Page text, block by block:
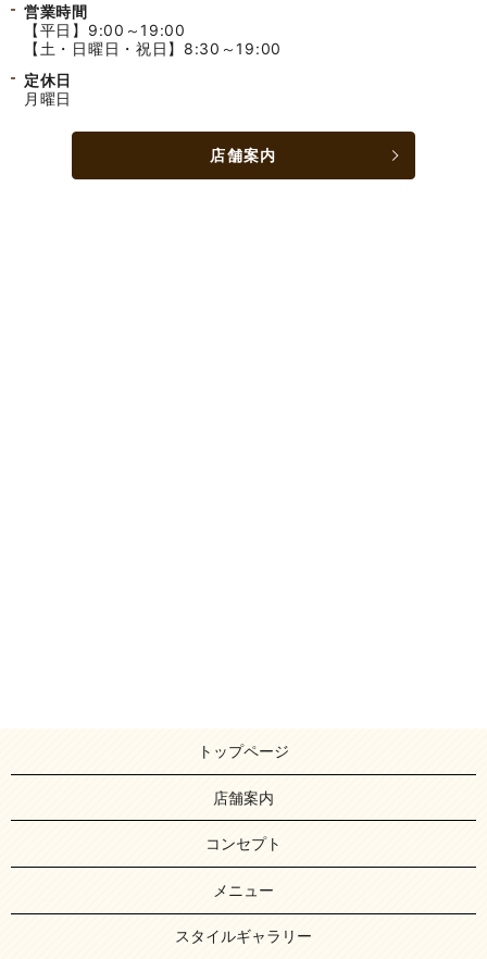
営業時間
【平日】9:00～19:00
【土・日曜日・祝日】8:30～19:00
定休日
月曜日
店舗案内
トップページ
店舗案内
コンセプト
メニュー
スタイルギャラリー